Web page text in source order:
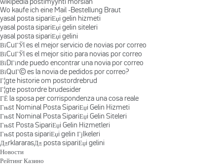
Wo kaufe ich eine Mail -Bestellung Braut
yasal posta sipariЕџi gelin hizmeti
yasal posta sipariЕџi gelin siteleri
yasal posta sipariЕџi gelini
ВїCuГЎl es el mejor servicio de novias por correo
ВїCuГЎl es el mejor sitio para novias por correo
ВїDГіnde puedo encontrar una novia por correo
ВїQuГ© es la novia de pedidos por correo?
Г¦gte historie om postordrebrud
Г¦gte postordre brudesider
ГЁ la sposa per corrispondenza una cosa reale
Гњst Nominal Posta SipariЕџi Gelin Hizmeti
Гњst Nominal Posta SipariЕџi Gelin Siteleri
Гњst Posta SipariЕџi Gelin Hizmetleri
Гњst posta sipariЕџi gelin Гјlkeleri
Д±rklararasД± posta sipariЕџi gelini
Новости
Рейтинг Казино